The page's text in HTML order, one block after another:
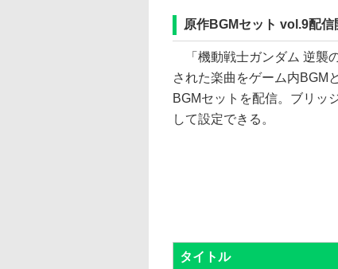
原作BGMセット vol.9配信
「機動戦士ガンダム 逆襲
された楽曲をゲーム内BGM
BGMセットを配信。ブリッ
して設定できる。
タイトル